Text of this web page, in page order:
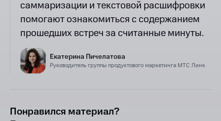
саммаризации и текстовой расшифровки
помогают ознакомиться с содержанием
прошедших встреч за считанные минуты.
Екатерина Пичелатова
Руководитель группы продуктового маркетинга МТС Линк
Понравился материал?